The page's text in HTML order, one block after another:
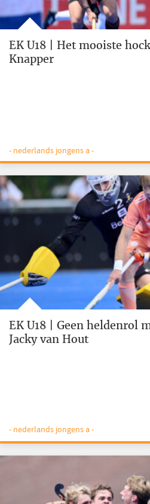
EK U18 | Het mooiste
Knapper
- nederlands jongens a -
EK U18 | Geen heldenrol
Jacky van Hout
- nederlands jongens a -